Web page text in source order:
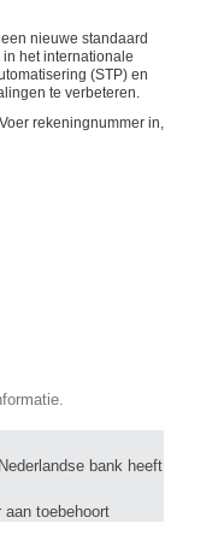
nieuwe standaard
het internationale
(STP) en
te verbeteren.
Voer rekeningnummer in,
bank heeft
aan toebehoort